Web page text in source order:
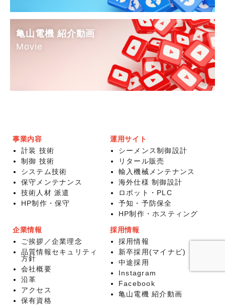
亀山電機 紹介動画
Movie
事業内容
計装 技術
制御 技術
システム技術
保守メンテナンス
技術人材 派遣
HP制作・保守
運用サイト
シーメンス制御設計
リタール販売
輸入機械メンテナンス
海外仕様 制御設計
ロボット・PLC
予知・予防保全
HP制作・ホスティング
企業情報
ご挨拶／企業理念
品質情報セキュリティ
方針
会社概要
沿革
アクセス
保有資格
採用情報
採用情報
新卒採用(マイナビ)
中途採用
Instagram
Facebook
亀山電機 紹介動画